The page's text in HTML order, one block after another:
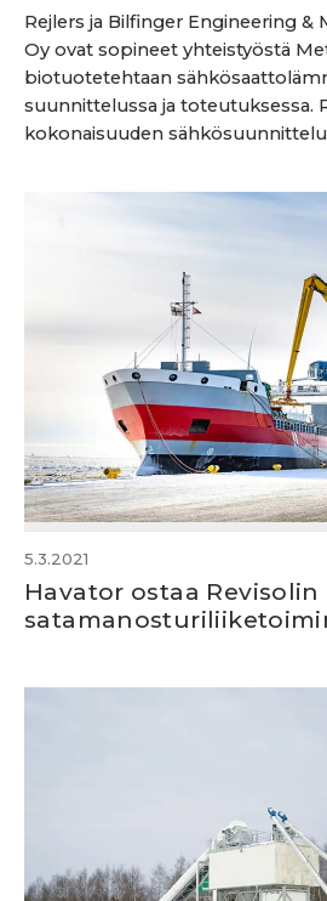
Rejlers ja Bilfinger Engineering &
Oy ovat sopineet yhteistyöstä
biotuotetehtaan
suunnittelussa ja toteutuksessa.
kokonaisuuden
5.3.2021
Havator ostaa Revisolin